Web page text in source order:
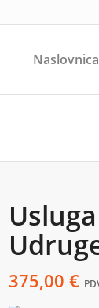
Naslovnica
375,00€